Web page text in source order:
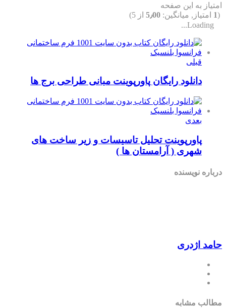
صفحه
5٫00از 5)
رایگان پاورپوینت مبانی طراحی برج ها
تحلیل تاسیسات و زیر ساخت های
( آرامستان ها )